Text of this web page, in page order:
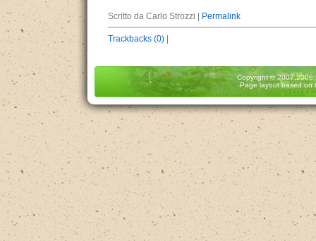
Scritto da Carlo Strozzi | Permalink
Trackbacks (0)|
Copyright©
Page layout based on